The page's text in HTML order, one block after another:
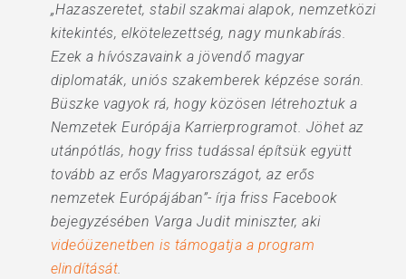
„Hazaszeretet, stabil szakmai alapok, nemzetközi
kitekintés, elkötelezettség, nagy munkabírás.
Ezek a hívószavaink a jövendő magyar
diplomaták, uniós szakemberek képzése során.
Büszke vagyok rá, hogy közösen létrehoztuk a
Nemzetek Európája Karrierprogramot. Jöhet az
utánpótlás, hogy friss tudással építsük együtt
tovább az erős Magyarországot, az erős
nemzetek Európájában”- írja friss Facebook
bejegyzésében Varga Judit miniszter, aki
videóüzenetben is támogatja a program
elindítását.